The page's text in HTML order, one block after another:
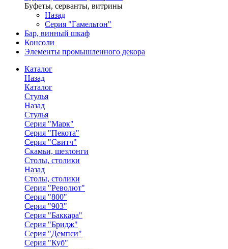
Буфеты, серванты, витрины
Назад
Серия "Гамельтон"
Бар, винный шкаф
Консоли
Элементы промышленного декора
Каталог
Назад
Каталог
Стулья
Назад
Стулья
Серия "Марк"
Серия "Пекота"
Серия "Свитч"
Скамьи, шезлонги
Столы, столики
Назад
Столы, столики
Серия "Револют"
Серия "800"
Серия "903"
Серия "Баккара"
Серия "Бридж"
Серия "Демпси"
Серия "Куб"